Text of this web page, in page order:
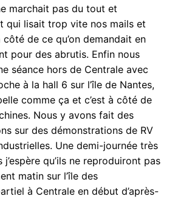
marchait pas du tout et
qui lisait trop vite nos mails et
de ce qu’on demandait en
pour des abrutis. Enfin nous
séance hors de Centrale avec
à la hall 6 sur l’île de Nantes,
comme ça et c’est à côté de
Nous y avons fait des
sur des démonstrations de RV
Une demi-journée très
j’espère qu’ils ne reproduiront pas
matin sur l’île des
à Centrale en début d’après-